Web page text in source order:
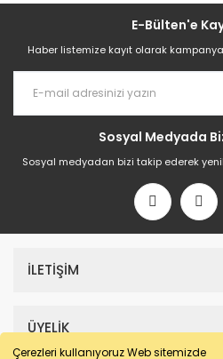
Çerezleri kullanıyoruz Web sitemizde
E-Bülten'e
Haber listemize kayıt olarak
Sosyal Medyada
Sosyal medyadan bizi takip ederek
İLETİŞİM
ÜYELİK